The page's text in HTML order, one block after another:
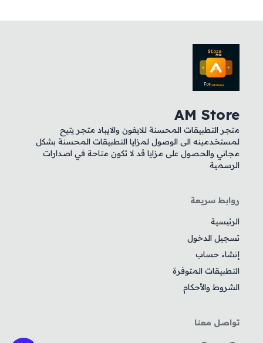
AM Store
متجر التطبيقات المحسنة للايفون والايباد متجر يتيح
لمستخدمينه الى الوصول لمزايا التطبيقات المحسنة بشكل
مجاني والحصول على مزايا قد لا تكون متاحة في اصدارات
الرسمية
روابط سريعة
الرئيسية
تسجيل الدخول
إنشاء حساب
التطبيقات المتوفرة
الشروط والأحكام
تواصل معنا